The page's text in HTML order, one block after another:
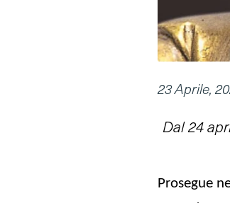
23 Aprile,
Dal 24
Prosegue